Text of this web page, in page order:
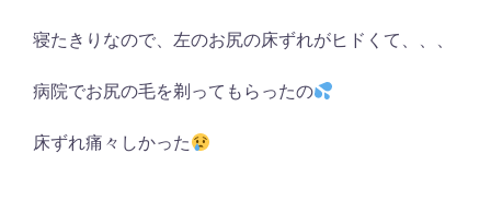
寝たきりなので、左のお尻の床ずれがヒドくて、、、
病院でお尻の毛を剃ってもらったの
床ずれ痛々しかった